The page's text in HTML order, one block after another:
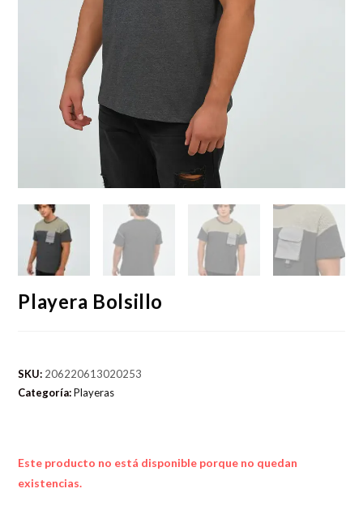
Playera Bolsillo
SKU: 206220613020253
Categoría:Playeras
Este producto no está disponible porque no quedan
existencias.